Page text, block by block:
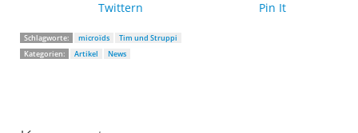
Twittern
Pin It
Schlagworte: microïds
Tim und Struppi
Kategorien:
Artikel News